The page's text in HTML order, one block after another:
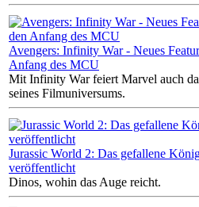
Avengers: Infinity War - Neues
Anfang des MCU
Mit Infinity War feiert Marvel auch
seines Filmuniversums.
Jurassic World 2: Das gefallene
veröffentlicht
Dinos, wohin das Auge reicht.